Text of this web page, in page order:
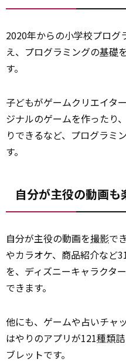
2020年からの小学校プログ
え、プログラミングの基礎
す。
子どもがゲームクリエイタ
ジナルのゲームを作ったり
りできるなど、プログラミ
す。
自分が主役の動画も
自分が主役の動画を撮影で
やカラオケ、商品紹介など
を、ディズニーキャラクタ
できます。
他にも、ゲームや占いチャ
はやりのアプリが121種類
ブレットです。